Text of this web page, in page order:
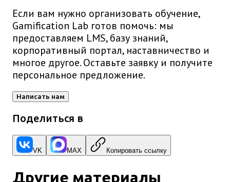
Если вам нужно организовать обучение,
Gamification Lab готов помочь: мы
предоставляем LMS, базу знаний,
корпоративный портал, наставничество и
многое другое. Оставьте заявку и получите
персональное предложение.
Написать нам
Поделиться в
VK MAX Копировать ссылку
Другие материалы